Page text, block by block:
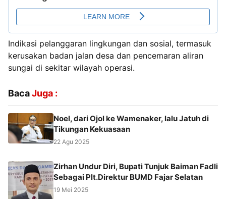
Indikasi pelanggaran lingkungan dan sosial, termasuk
kerusakan badan jalan desa dan pencemaran aliran
sungai di sekitar wilayah operasi.
BacaJuga :
Noel, dari Ojol ke Wamenaker, lalu Jatuh di
Tikungan Kekuasaan
22 Agu 2025
Zirhan Undur Diri, Bupati Tunjuk Baiman Fadli
Sebagai Plt.Direktur BUMD Fajar Selatan
19 Mei 2025